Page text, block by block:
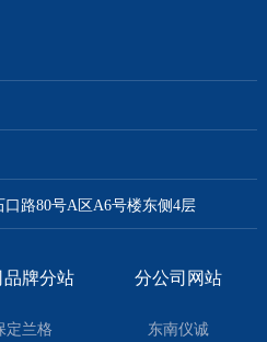
路80号A区A6号楼东侧4层
品牌分站
定兰格
分公司网站
东南仪诚